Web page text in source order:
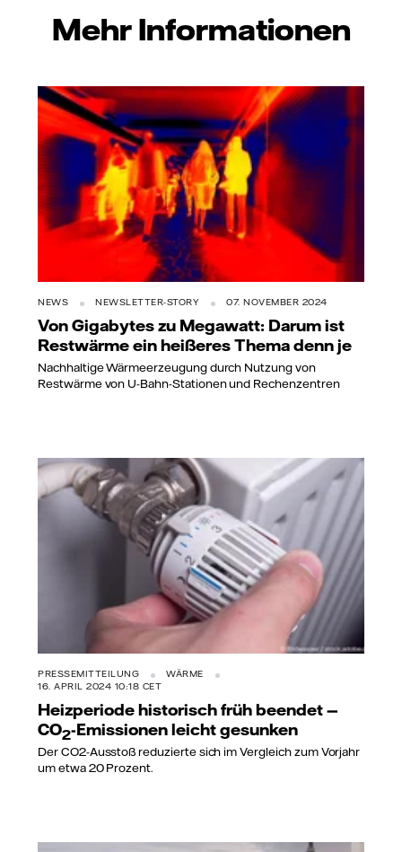
Mehr Informationen
NEWS NEWSLETTER-STORY 07. NOVEMBER 2024
Von Gigabytes zu Megawatt: Darum ist
Restwärme ein heißeres Thema denn je
Nachhaltige Wärmeerzeugung durch Nutzung von
Restwärme von U-Bahn-Stationen und Rechenzentren
PRESSEMITTEILUNG
WÄRME
16. APRIL 2024 10:18 CET
Heizperiode historisch früh beendet —
CO2-Emissionen leicht gesunken
Der CO2-Ausstoß reduzierte sich im Vergleich zum Vorjahr
um etwa 20 Prozent.